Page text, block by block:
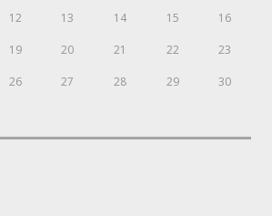
12 13 14 15 16
19 20 21 22 23
26 27 28 29 30